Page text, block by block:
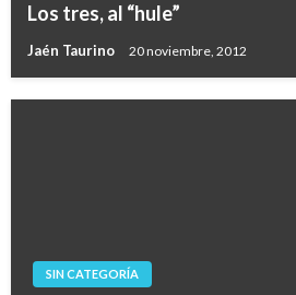
Los tres, al “hule”
Jaén Taurino 20 noviembre, 2012
SIN CATEGORÍA